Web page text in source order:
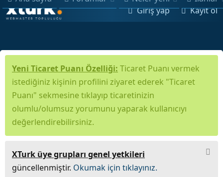
Giriş yap Kayıt ol
Yeni Ticaret Puanı Özelliği: Ticaret Puanı vermek
istediğiniz kişinin profilini ziyaret ederek "Ticaret
Puanı" sekmesine tıklayıp ticaretinizin
olumlu/olumsuz yorumunu yaparak kullanıcıyı
değerlendirebilirsiniz.
XTurk üye grupları genel yetkileri
güncellenmiştir. Okumak için tıklayınız.